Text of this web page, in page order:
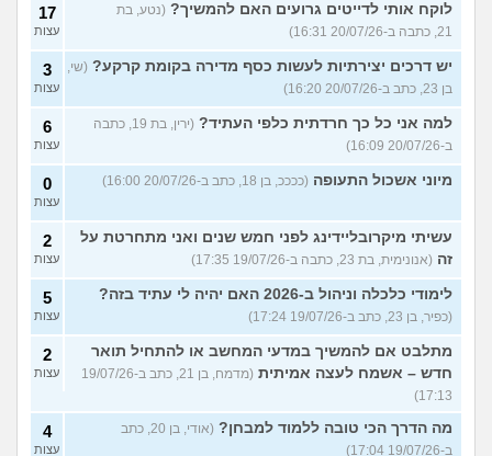
לוקח אותי לדייטים גרועים האם להמשיך? (נטע, בת
21, כתבה ב-20/07/26 16:31)
17
עצות
יש דרכים יצירתיות לעשות כסף מדירה בקומת קרקע? (שי,
בן 23, כתב ב-20/07/26 16:20)
3
עצות
למה אני כל כך חרדתית כלפי העתיד?
(ירין, בת 19, כתבה
ב-20/07/26 16:09)
6
עצות
מיוני אשכול התעופה (ככככ, בן 18, כתב ב-20/07/26 16:00) 0
עצות
עשיתי מיקרובליידינג לפני חמש שנים ואני מתחרטת על
זה (אנונימית, בת 23, כתבה ב-19/07/26 17:35)
2
עצות
לימודי כלכלה וניהול ב-2026 האם יהיה לי עתיד בזה?
(כפיר, בן 23, כתב ב-19/07/26 17:24)
5
עצות
מתלבט אם להמשיך במדעי המחשב או להתחיל תואר
חדש – אשמח לעצה אמיתית
(מדמח, בן 21, כתב ב-19/07/26
17:13)
2
עצות
מה הדרך הכי טובה ללמוד למבחן?
(אודי, בן 20, כתב
ב-19/07/26 17:04)
4
עצות